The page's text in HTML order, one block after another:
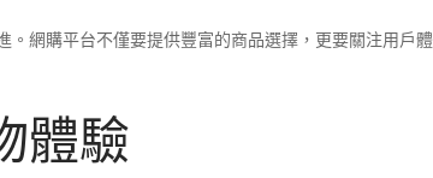
網購平台不僅要提供豐富的商品選擇，更要關注用戶體
體驗